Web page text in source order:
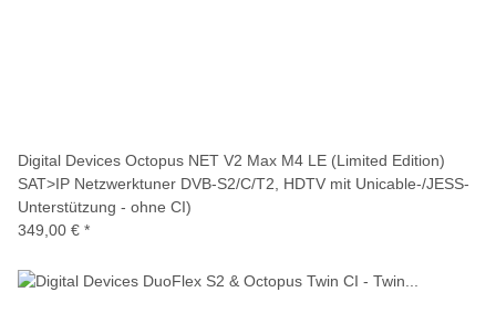
Digital Devices Octopus NET V2 Max M4 LE (Limited Edition)
SAT>IP Netzwerktuner DVB-S2/C/T2, HDTV mit Unicable-/JESS-
Unterstützung - ohne CI)
349,00 € *